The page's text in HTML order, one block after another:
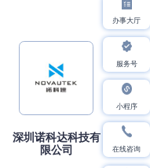
深圳诺科达科技有
限公司
办事大厅
服务号
小程序
在线咨询